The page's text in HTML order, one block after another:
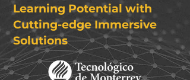
Learning Potential with
Cutting-edge Immersive
Solutions